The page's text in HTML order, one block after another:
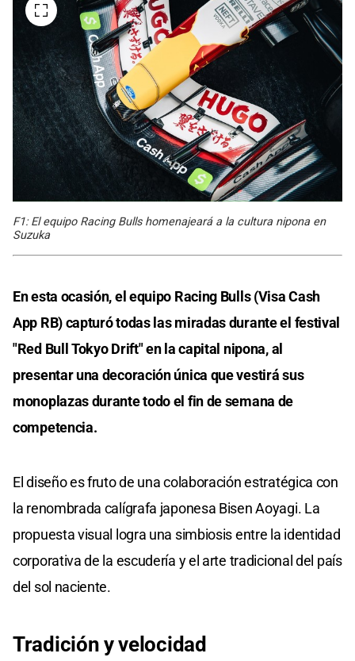
F1: El equipo Racing Bulls homenajeará a la cultura nipona en
Suzuka
En esta ocasión, el equipo Racing Bulls (Visa Cash
App RB) capturó todas las miradas durante el festival
"Red Bull Tokyo Drift" en la capital nipona, al
presentar una decoración única que vestirá sus
monoplazas durante todo el fin de semana de
competencia.
El diseño es fruto de una colaboración estratégica con
la renombrada calígrafa japonesa Bisen Aoyagi. La
propuesta visual logra una simbiosis entre la identidad
corporativa de la escudería y el arte tradicional del país
del sol naciente.
Tradición y velocidad